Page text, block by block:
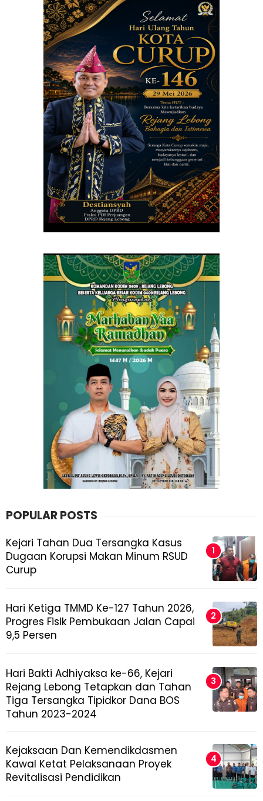
POPULAR POSTS
Kejari Tahan Dua Tersangka Kasus
Dugaan Korupsi Makan Minum RSUD
Curup
Hari Ketiga TMMD Ke-127 Tahun 2026,
Progres Fisik Pembukaan Jalan Capai
9,5 Persen
Hari Bakti Adhiyaksa ke-66, Kejari
Rejang Lebong Tetapkan dan Tahan
Tiga Tersangka Tipidkor Dana BOS
Tahun 2023-2024
Kejaksaan Dan Kemendikdasmen
Kawal Ketat Pelaksanaan Proyek
Revitalisasi Pendidikan